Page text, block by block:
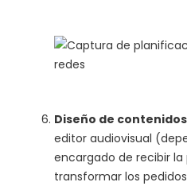
Diseño de
editor audiovisual
encargado de recibir
transformar los